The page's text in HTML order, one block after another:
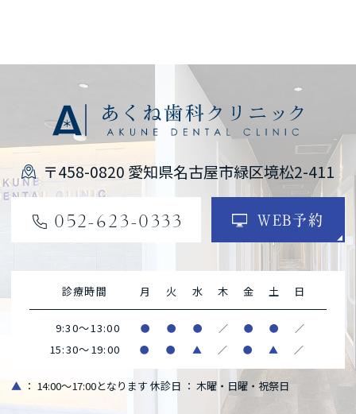
〒458-0820 愛知県名古屋市緑区境松2-411
052-623-0333 WEB予約
診療時間 月 火 水 木 金 土 日
9:30～13:00 ● ● ● ／ ● ● ／
15:30～19:00 ● ● ▲ ／ ● ▲ ／
▲ ： 14:00～17:00となります 休診日 ： 木曜・日曜・祝祭日